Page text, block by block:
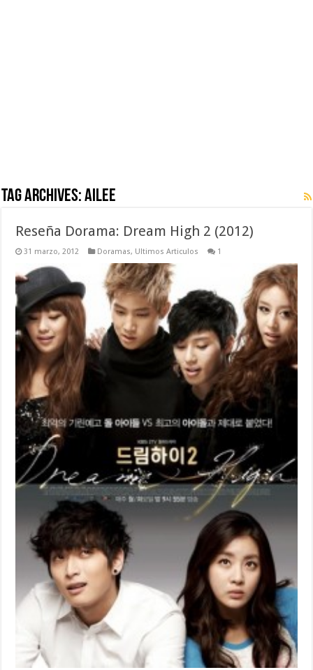
Tag Archives:Ailee
Reseña Dorama: Dream High 2 (2012)
31 marzo, 2012 Doramas, Ultimos Articulos 1